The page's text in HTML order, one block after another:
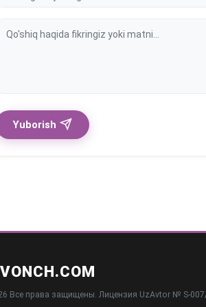
Yuborish
Все права защищены. Лицензия UzAvtor № S-